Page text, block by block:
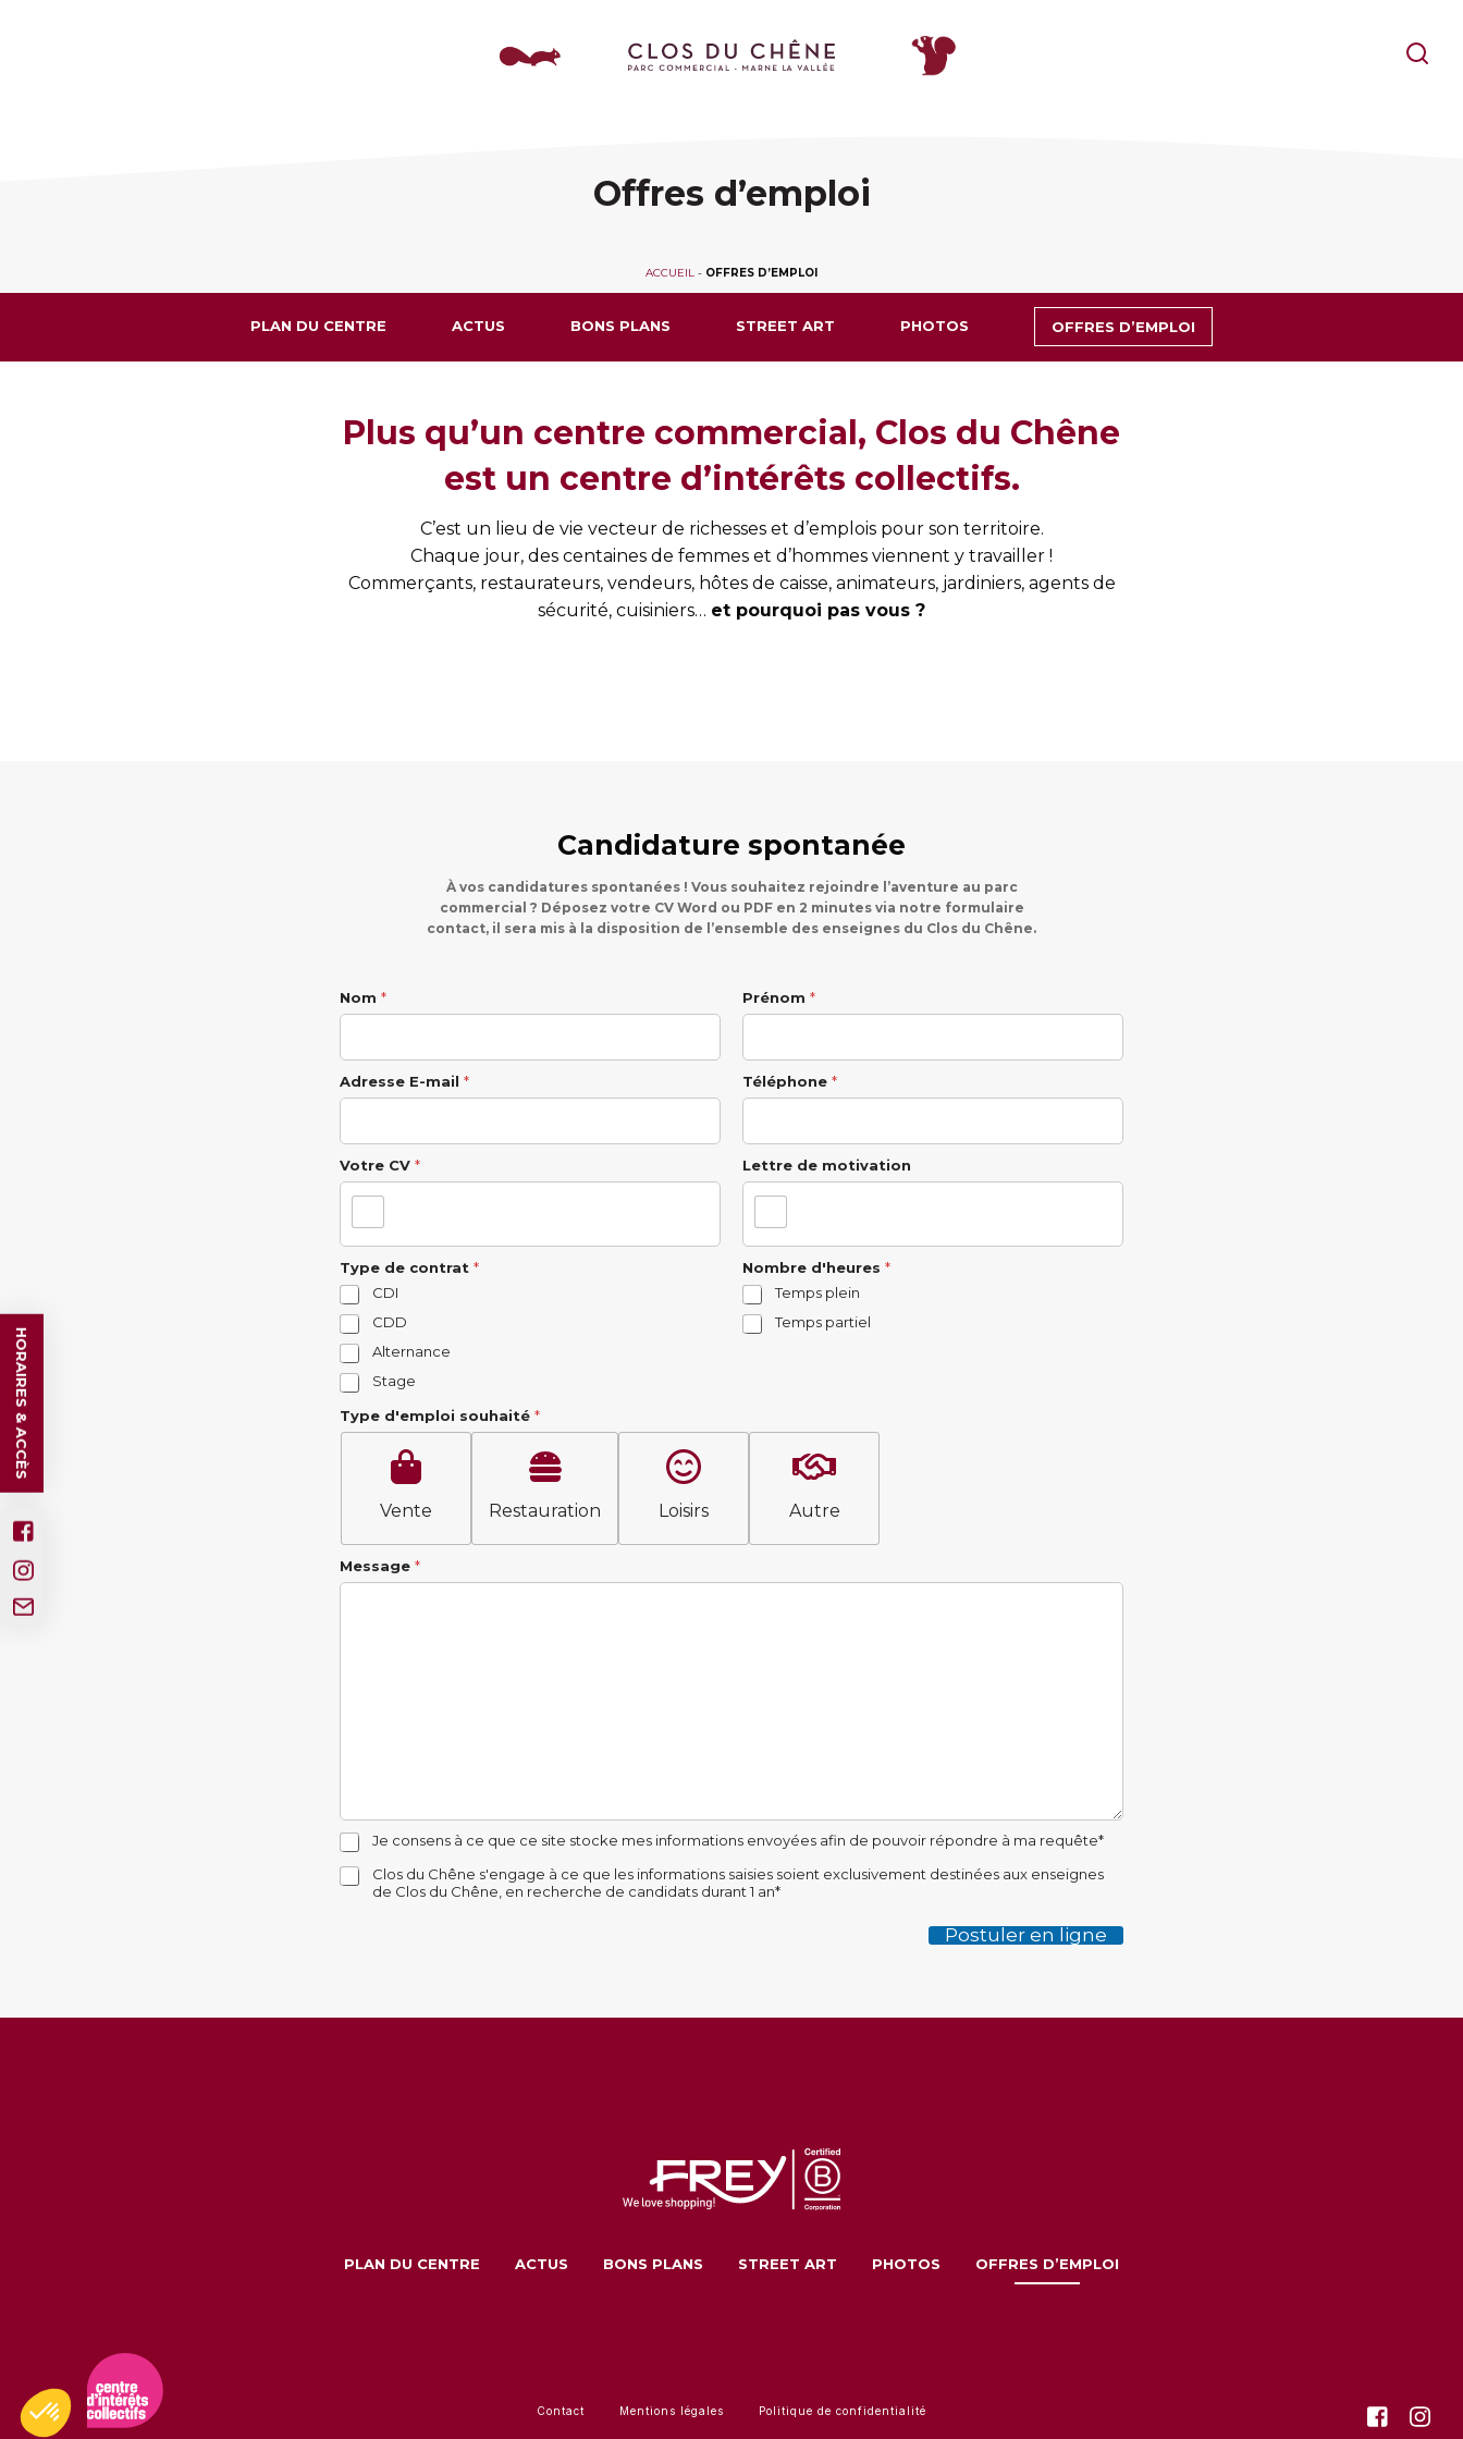
Offres d’emploi
ACCUEIL - OFFRES D’EMPLOI
PLAN DU CENTRE ACTUS BONS PLANS STREET ART PHOTOS OFFRES D’EMPLOI
Plus qu’un centre commercial, Clos du Chêne
est un centre d’intérêts collectifs.
C’est un lieu de vie vecteur de richesses et d’emplois pour son territoire.
Chaque jour, des centaines de femmes et d’hommes viennent y travailler !
Commerçants, restaurateurs, vendeurs, hôtes de caisse, animateurs, jardiniers, agents de
sécurité, cuisiniers… et pourquoi pas vous ?
Candidature spontanée
À vos candidatures spontanées ! Vous souhaitez rejoindre l’aventure au parc
commercial ? Déposez votre CV Word ou PDF en 2 minutes via notre formulaire
contact, il sera mis à la disposition de l’ensemble des enseignes du Clos du Chêne.
Nom * Prénom *
Adresse E-mail * Téléphone *
Votre CV * Lettre de motivation
Type de contrat *
CDI
CDD
Alternance
Stage
Nombre d'heures *
Temps plein
Temps partiel
Type d'emploi souhaité *
Vente Restauration Loisirs Autre
Message *
C
o
Je consens à ce que ce site stocke mes informations envoyées afin de pouvoir répondre à ma requête*
C
*
Clos du Chêne s'engage à ce que les informations saisies soient exclusivement destinées aux enseignes
de Clos du Chêne, en recherche de candidats durant 1 an*
Postuler en ligne
HORAIRES & ACCÈS
PLAN DU CENTRE ACTUS BONS PLANS STREET ART PHOTOS OFFRES D’EMPLOI
Contact Mentions légales Politique de confidentialité